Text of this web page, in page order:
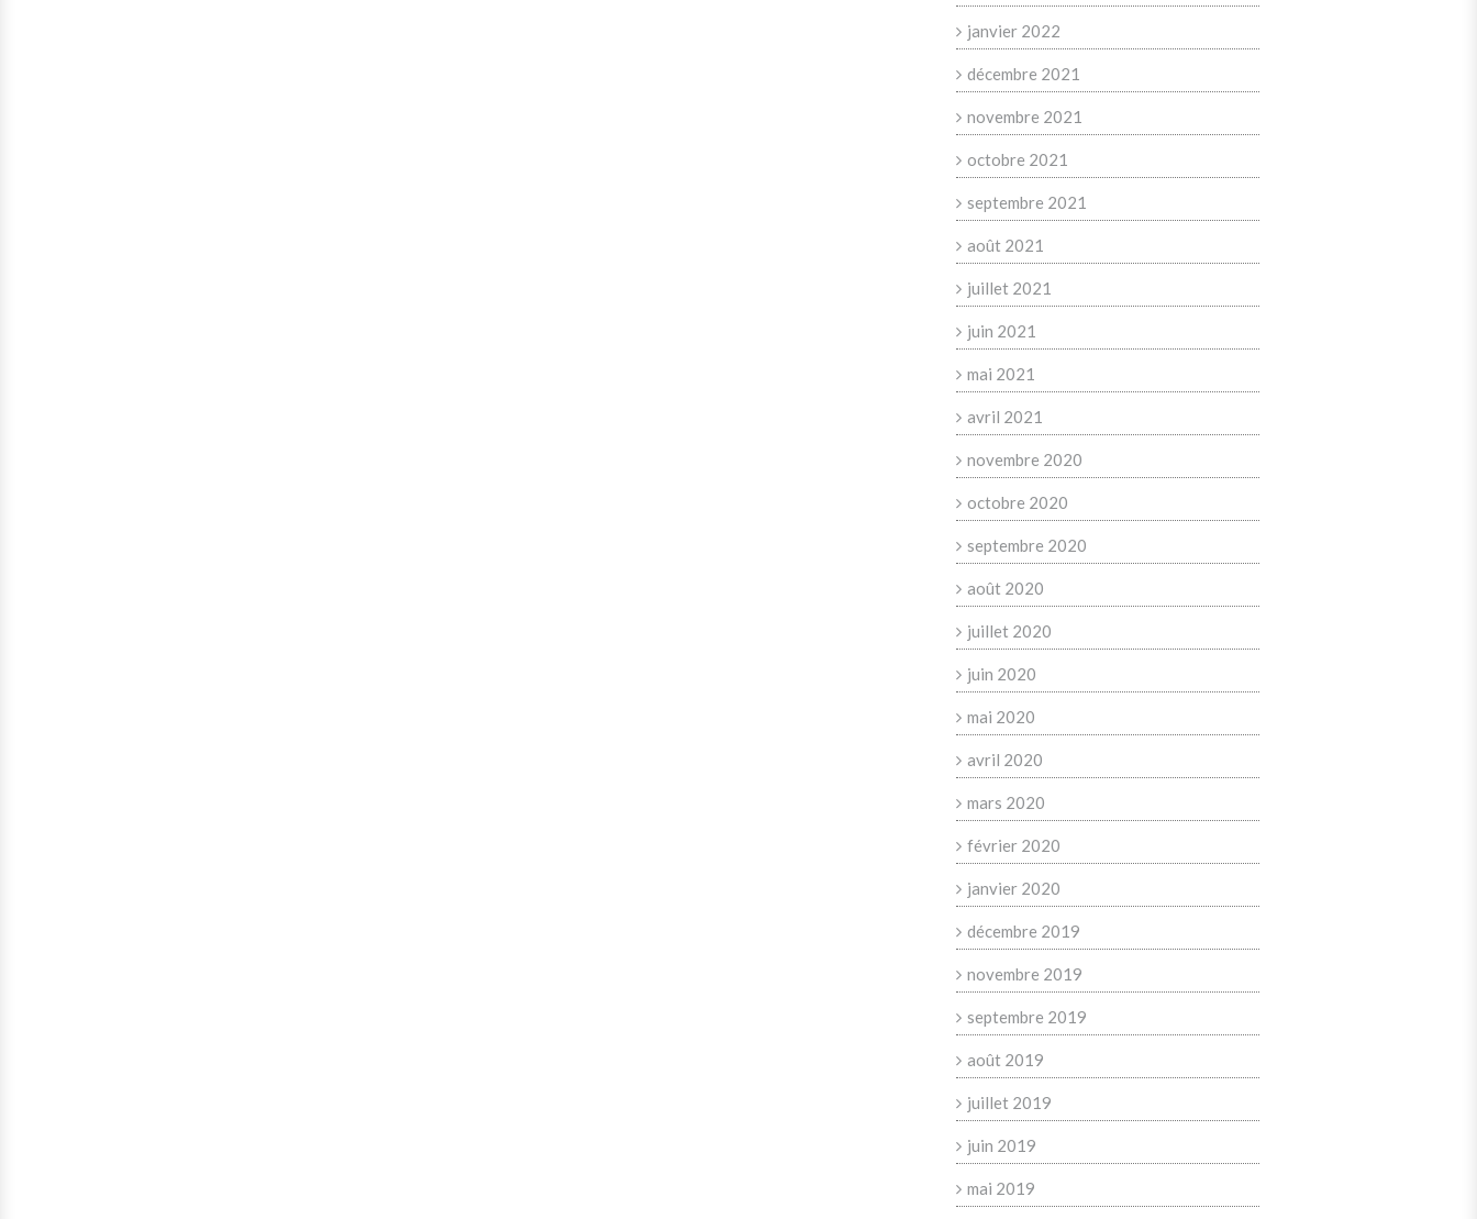
janvier 2022
décembre 2021
novembre 2021
octobre 2021
septembre 2021
août 2021
juillet 2021
juin 2021
mai 2021
avril 2021
novembre 2020
octobre 2020
septembre 2020
août 2020
juillet 2020
juin 2020
mai 2020
avril 2020
mars 2020
février 2020
janvier 2020
décembre 2019
novembre 2019
septembre 2019
août 2019
juillet 2019
juin 2019
mai 2019